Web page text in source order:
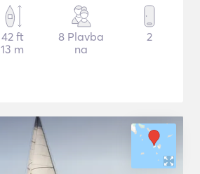
42 ft
13 m
8 Plavba
na
2